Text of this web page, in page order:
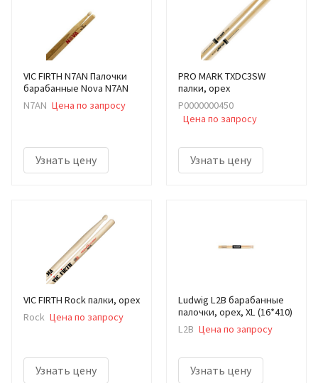
VIC FIRTH N7AN Палочки
барабанные Nova N7AN
N7AN Цена по запросу
Узнать цену
PRO MARK TXDC3SW
палки, орех
Р0000000450
Цена по запросу
Узнать цену
VIC FIRTH Rock палки, орех
Rock Цена по запросу
Узнать цену
Ludwig L2B барабанные
палочки, орех, XL (16*410)
L2B Цена по запросу
Узнать цену